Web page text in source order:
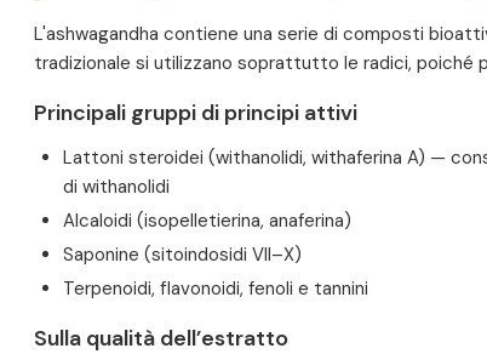
Ashwagandha e forma cardiorespiratoria
Combinazioni con altri integratori alimentari
Riferimenti bibliografici
L'ashwagandha contiene una serie di composti
tradizionale si utilizzano soprattutto le radici, poiché
Principali gruppi di principi attivi
Lattoni steroidei (withanolidi, withaferina A) —
di withanolidi
Alcaloidi (isopelletierina, anaferina)
Saponine (sitoindosidi VII–X)
Terpenoidi, flavonoidi, fenoli e tannini
Sulla qualità dell’estratto